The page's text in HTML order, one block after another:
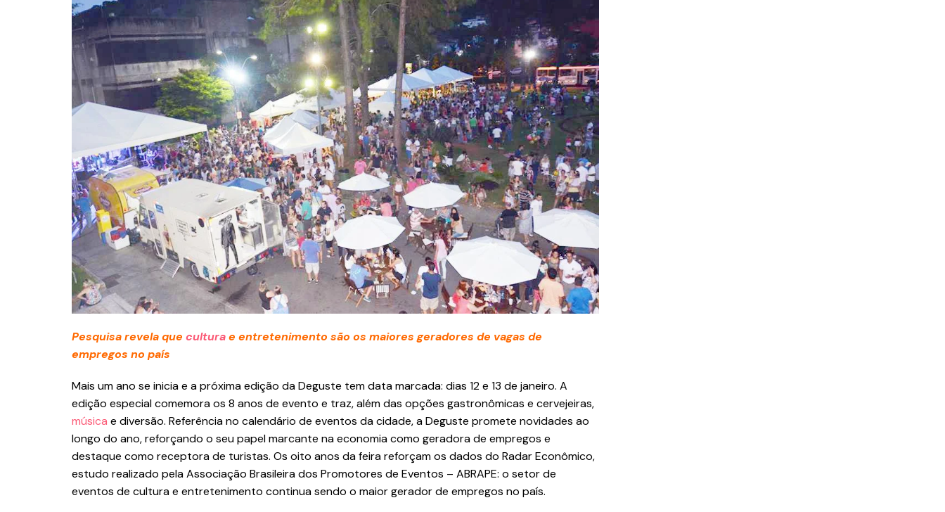
Pesquisa revela que culturae entretenimento são os maiores geradores de vagas de
empregos no país
Mais um ano se inicia e a próxima edição da Deguste tem data marcada: dias 12 e 13 de janeiro. A
edição especial comemora os 8 anos de evento e traz, além das opções gastronômicas e cervejeiras,
música e diversão. Referência no calendário de eventos da cidade, a Deguste promete novidades ao
longo do ano, reforçando o seu papel marcante na economia como geradora de empregos e
destaque como receptora de turistas. Os oito anos da feira reforçam os dados do Radar Econômico,
estudo realizado pela Associação Brasileira dos Promotores de Eventos – ABRAPE: o setor de
eventos de cultura e entretenimento continua sendo o maior gerador de empregos no país.